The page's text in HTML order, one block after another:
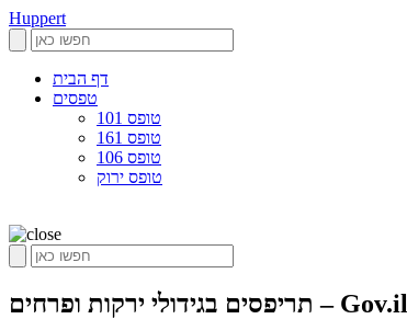
Huppert
דף הבית
טפסים
טופס 101
טופס 161
טופס 106
טופס ירוק
תריפסים בגידולי ירקות ופרחים – Gov.il